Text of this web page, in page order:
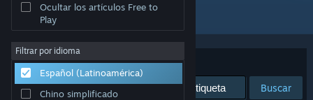
Acerca de
Soporte
Ocultar los artículos Free to
Play
Filtrar por idioma
Español (Latinoamérica)
Chino simplificado
Desarrollador: Wolfdog Interactive
Ordenar por Relevancia
Buscar